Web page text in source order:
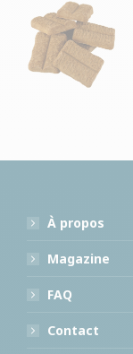
À propos
Magazine
FAQ
Contact